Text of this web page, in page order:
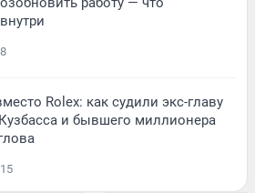
8
Rolex: как судили экс-главу
и бывшего миллионера
15